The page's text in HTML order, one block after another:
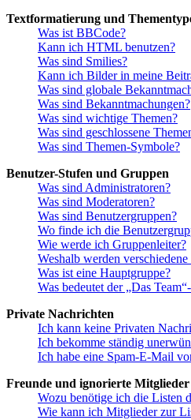
Textformatierung und
Was ist BBCode?
Kann ich HTML benutzen?
Was sind Smilies?
Kann ich Bilder in meine
Was sind globale
Was sind Bekanntmachungen?
Was sind wichtige Themen?
Was sind geschlossene
Was sind Themen-Symbole?
Benutzer-Stufen und Gruppen
Was sind Administratoren?
Was sind Moderatoren?
Was sind Benutzergruppen?
Wo finde ich die
Wie werde ich Gruppenleiter?
Weshalb werden
Was ist eine Hauptgruppe?
Was bedeutet der „Das
Private Nachrichten
Ich kann keine Privaten
Ich bekomme ständig
Ich habe eine Spam-E-Mail
Freunde und ignorierte Mitglieder
Wozu benötige ich die Listen
Wie kann ich Mitglieder zur